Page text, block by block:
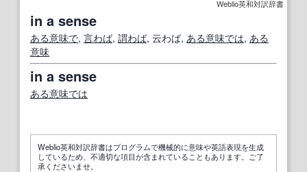
Weblio英和対訳辞書
in a sense
ある意味で, 言わば, 謂わば, 云わば, ある意味では, ある
意味
in a sense
ある意味では
Weblio英和対訳辞書はプログラムで機械的に意味や英語表現を生成
しているため、不適切な項目が含まれていることもあります。ご了
承くださいませ。